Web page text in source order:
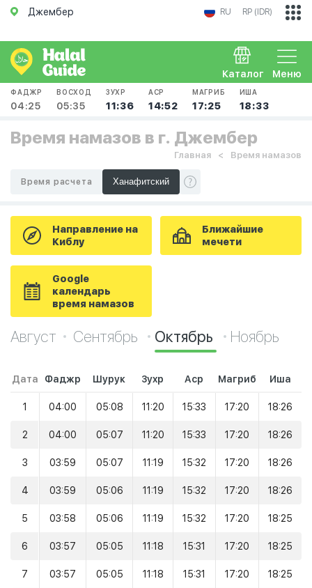
Джембер RU RP (IDR)
Меню
Каталог
ФАДЖР
04:25
ВОСХОД
05:35
ЗУХР
11:36
АСР
14:52
МАГРИБ
17:25
ИША
18:33
Время намазов в г. Джембер
Главная Время намазов
Время расчета
Направление на
Киблу
Ближайшие
мечети
Google
календарь
время намазов
Август Сентябрь Октябрь Ноябрь
Дата Фаджр Шурук Зухр Аср Магриб Иша
1 04:00 05:08 11:20 15:33 17:20 18:26
2 04:00 05:07 11:20 15:33 17:20 18:26
3 03:59 05:07 11:19 15:32 17:20 18:26
4 03:59 05:06 11:19 15:32 17:20 18:26
5 03:58 05:06 11:19 15:32 17:20 18:25
6 03:57 05:05 11:18 15:31 17:20 18:25
7 03:57 05:05 11:18 15:31 17:20 18:25